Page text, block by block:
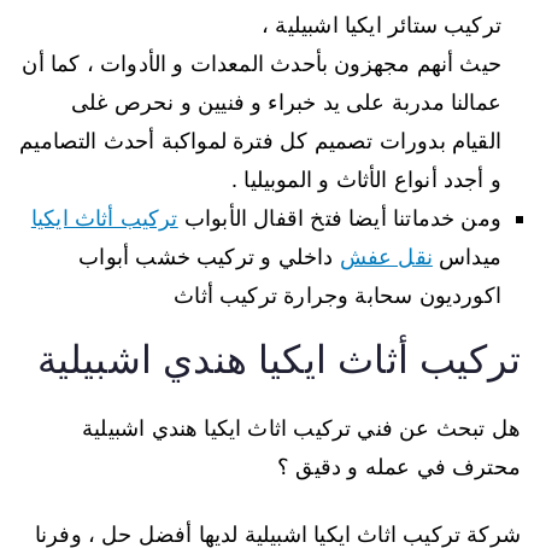
تركيب ستائر ايكيا اشبيلية ،
حيث أنهم مجهزون بأحدث المعدات و الأدوات ، كما أن
عمالنا مدربة على يد خبراء و فنيين و نحرص غلى
القيام بدورات تصميم كل فترة لمواكبة أحدث التصاميم
و أجدد أنواع الأثاث و الموبيليا .
ومن خدماتنا أيضا فتخ اقفال الأبواب تركيب أثاث ايكيا
ميداس نقل عفش داخلي و تركيب خشب أبواب
اكورديون سحابة وجرارة تركيب أثاث
تركيب أثاث ايكيا هندي اشبيلية
هل تبحث عن فني تركيب اثاث ايكيا هندي اشبيلية
محترف في عمله و دقيق ؟
شركة تركيب اثاث ايكيا اشبيلية لديها أفضل حل ، وفرنا